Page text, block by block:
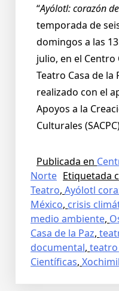
“Ayólotl: corazón
temporada de
domingos a las
julio, en el Centro
Teatro Casa de la
realizado con el
Apoyos a la
Culturales
Publicada en
Norte Etiquetada
Teatro, Ayólotl
México, crisis
medio ambiente,
Casa de la Paz,
documental,
Científicas,